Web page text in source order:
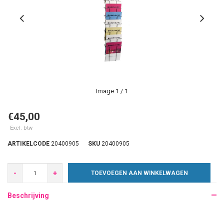
Image 1 / 1
€45,00
Excl. btw
ARTIKELCODE 20400905 SKU 20400905
- + TOEVOEGEN AAN WINKELWAGEN
Beschrijving